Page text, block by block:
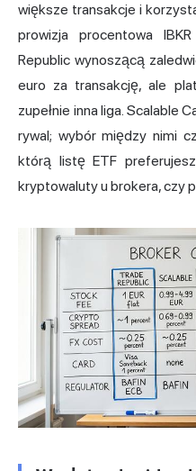
większe transakcje i
prowizja procentowa
Republic wynoszącą
euro za transakcję, ale
zupełnie inna liga. Scalable
rywal; wybór między nimi
którą listę ETF
kryptowaluty u brokera, czy